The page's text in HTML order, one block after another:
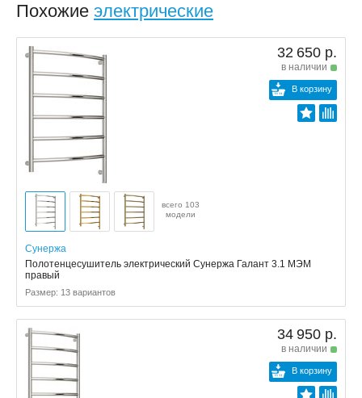
Похожие электрические
32 650 р.
в наличии
В корзину
всего 103
модели
Сунержа
Полотенцесушитель электрический Сунержа Галант 3.1 МЭМ
правый
Размер: 13 вариантов
34 950 р.
в наличии
В корзину